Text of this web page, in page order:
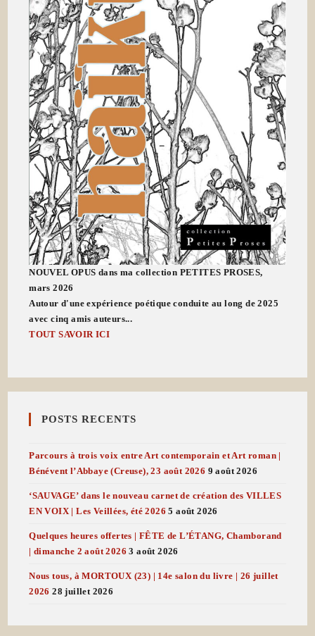
NOUVEL OPUS dans ma collection PETITES PROSES,
mars 2026
Autour d'une expérience poétique conduite au long de 2025
avec cinq amis auteurs...
TOUT SAVOIR ICI
POSTS RECENTS
Parcours à trois voix entre Art contemporain et Art roman |
Bénévent l’Abbaye (Creuse), 23 août 2026 9 août 2026
‘SAUVAGE’ dans le nouveau carnet de création des VILLES
EN VOIX | Les Veillées, été 2026 5 août 2026
Quelques heures offertes | FÊTE de L’ÉTANG, Chamborand
| dimanche 2 août 2026 3 août 2026
Nous tous, à MORTOUX (23) | 14e salon du livre | 26 juillet
2026 28 juillet 2026